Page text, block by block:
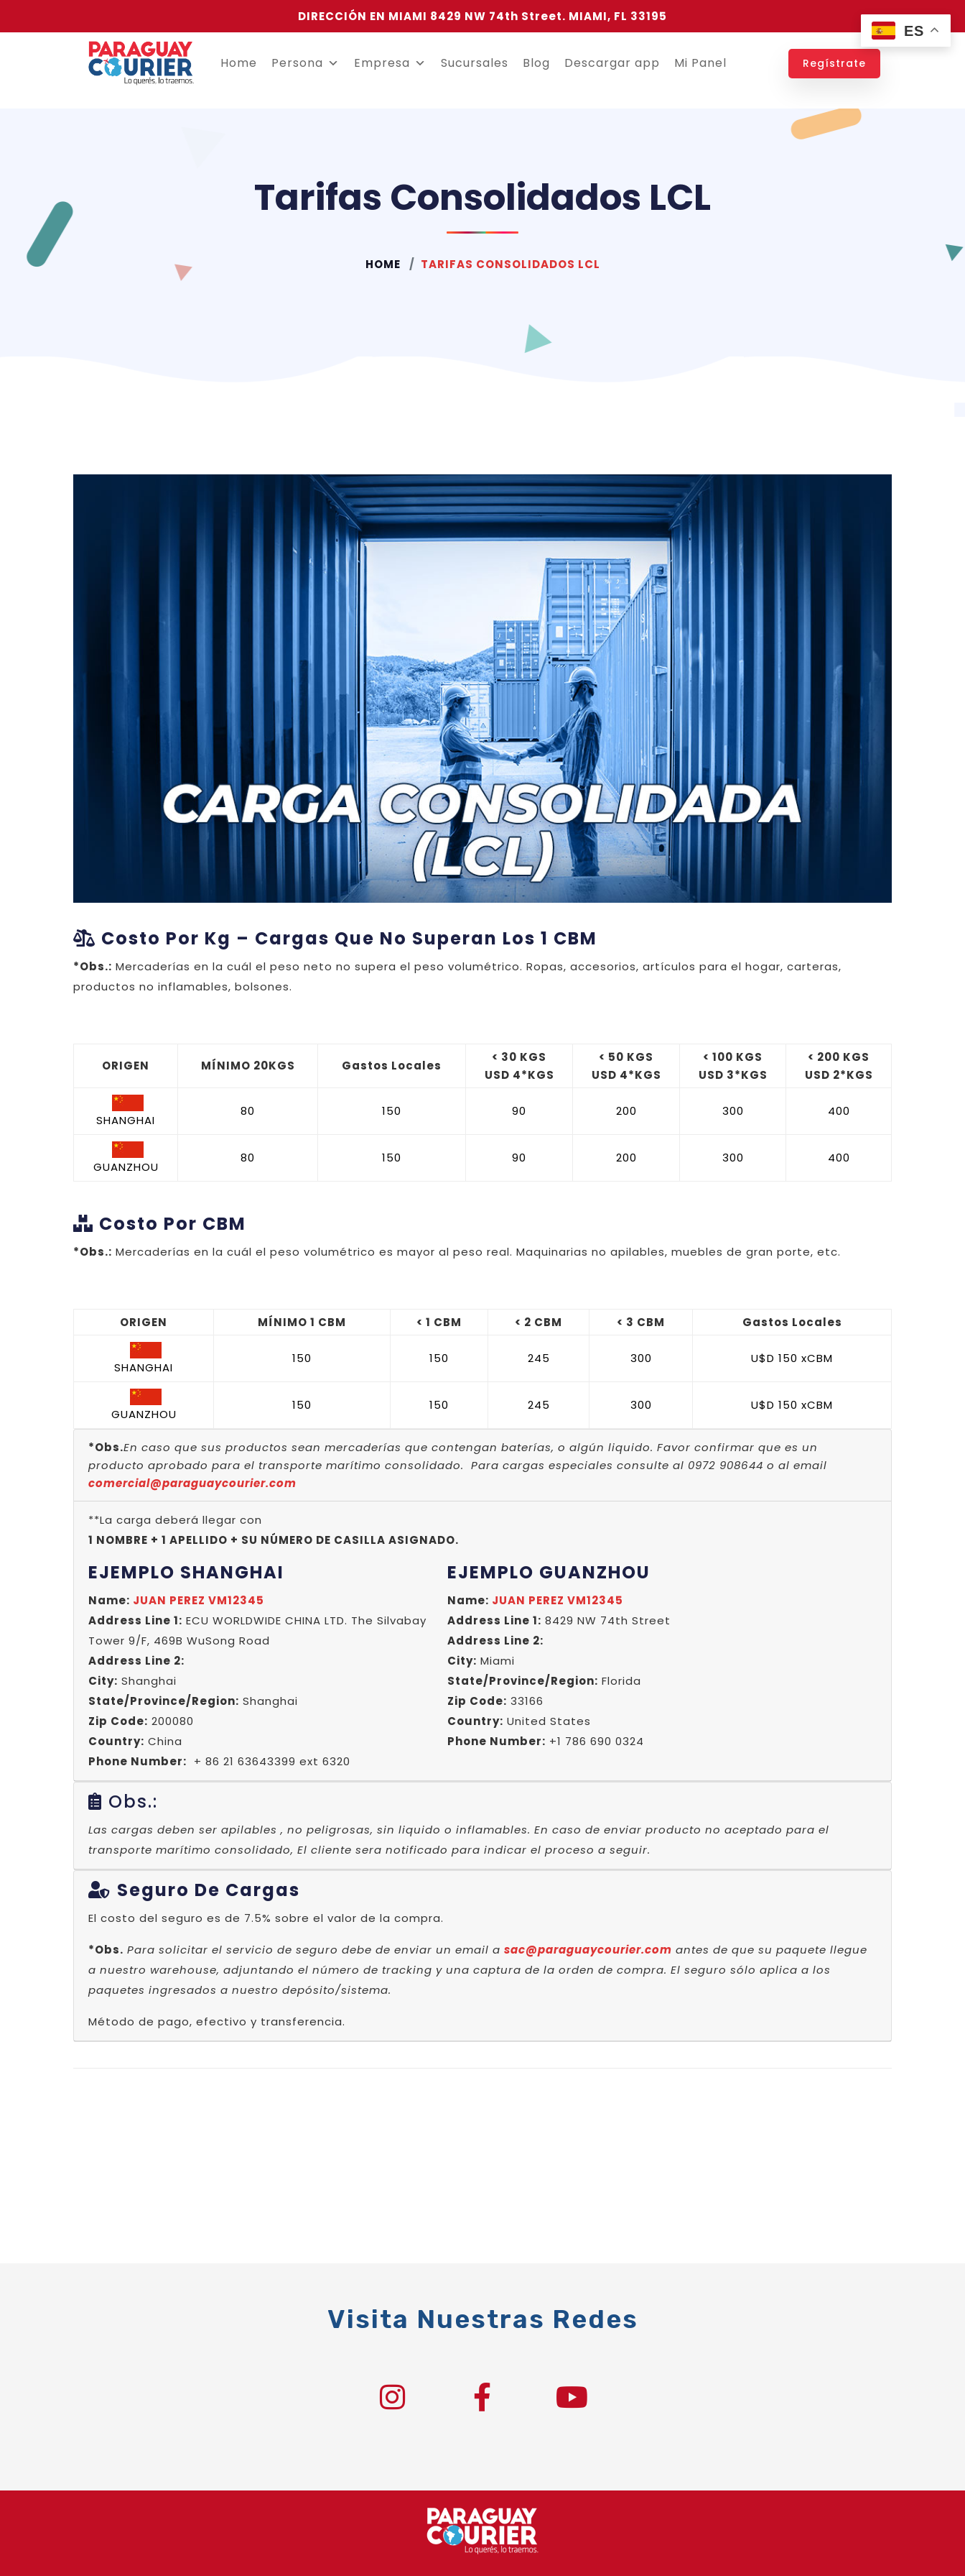
DIRECCIÓN EN MIAMI 8429 NW 74th Street. MIAMI, FL 33195
Home Persona Empresa Sucursales Blog Descargar app Mi Panel Regístrate
Tarifas Consolidados LCL
HOME TARIFAS CONSOLIDADOS LCL
Costo Por Kg – Cargas Que No Superan Los 1 CBM
*Obs.: Mercaderías en la cuál el peso neto no supera el peso volumétrico. Ropas, accesorios, artículos para el hogar, carteras,
productos no inflamables, bolsones.
ORIGEN MÍNIMO 20KGS Gastos Locales
< 30 KGS
USD 4*KGS
< 50 KGS
USD 4*KGS
< 100 KGS
USD 3*KGS
< 200 KGS
USD 2*KGS
SHANGHAI
80 150 90 200 300 400
GUANZHOU
80 150 90 200 300 400
Costo Por CBM
*Obs.: Mercaderías en la cuál el peso volumétrico es mayor al peso real. Maquinarias no apilables, muebles de gran porte, etc.
ORIGEN MÍNIMO 1 CBM < 1 CBM < 2 CBM < 3 CBM Gastos Locales
SHANGHAI
150 150 245 300 U$D 150 xCBM
GUANZHOU
150 150 245 300 U$D 150 xCBM
*Obs.En caso que sus productos sean mercaderías que contengan baterías, o algún liquido. Favor confirmar que es un
producto aprobado para el transporte marítimo consolidado. Para cargas especiales consulte al 0972 908644 o al email
comercial@paraguaycourier.com
**La carga deberá llegar con
1 NOMBRE + 1 APELLIDO + SU NÚMERO DE CASILLA ASIGNADO.
EJEMPLO SHANGHAI
Name: JUAN PEREZ VM12345
Address Line 1: ECU WORLDWIDE CHINA LTD. The Silvabay
Tower 9/F, 469B WuSong Road
Address Line 2:
City: Shanghai
State/Province/Region: Shanghai
Zip Code: 200080
Country: China
Phone Number: + 86 21 63643399 ext 6320
EJEMPLO GUANZHOU
Name: JUAN PEREZ VM12345
Address Line 1: 8429 NW 74th Street
Address Line 2:
City: Miami
State/Province/Region: Florida
Zip Code: 33166
Country: United States
Phone Number: +1 786 690 0324
Obs.:
Las cargas deben ser apilables , no peligrosas, sin liquido o inflamables. En caso de enviar producto no aceptado para el
transporte marítimo consolidado, El cliente sera notificado para indicar el proceso a seguir.
Seguro De Cargas
El costo del seguro es de 7.5% sobre el valor de la compra.
*Obs. Para solicitar el servicio de seguro debe de enviar un email a sac@paraguaycourier.com antes de que su paquete llegue
a nuestro warehouse, adjuntando el número de tracking y una captura de la orden de compra. El seguro sólo aplica a los
paquetes ingresados a nuestro depósito/sistema.
Método de pago, efectivo y transferencia.
Visita Nuestras Redes
ES